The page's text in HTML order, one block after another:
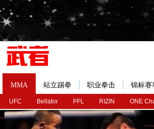
MMA
UFC Bellator PFL RIZIN ONE
站立踢拳 职业拳击 锦标赛